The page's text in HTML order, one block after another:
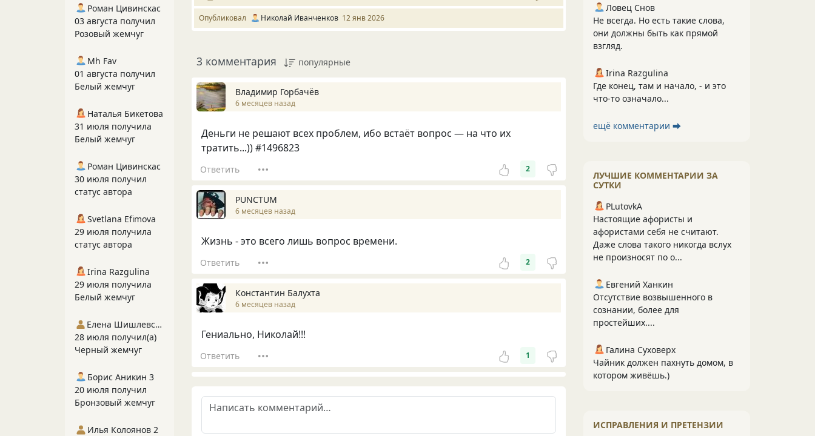
Опубликовал Николай Иванченков 12 янв 2026
3 комментария популярные
Владимир Горбачёв
6 месяцев назад
Деньги не решают всех проблем, ибо встаёт вопрос — на что их
тратить...)) #1496823
Ответить 2
PUNCTUM
6 месяцев назад
Жизнь - это всего лишь вопрос времени.
Ответить 2
Константин Балухта
6 месяцев назад
Гениально, Николай!!!
Ответить 1
Ловец Снов
Не всегда. Но есть такие слова,
они должны быть как прямой
взгляд.
Irina Razgulina
Где конец, там и начало, - и это
что-то означало...
ещё комментарии ⮕
ЛУЧШИЕ КОММЕНТАРИИ ЗА
СУТКИ
PLutоvkА
Настоящие афористы и
афористами себя не считают.
Даже слова такого никогда вслух
не произносят по о...
Евгений Ханкин
Отсутствие возвышенного в
сознании, более для
простейших....
Галина Суховерх
Чайник должен пахнуть домом, в
котором живёшь.)
ИСПРАВЛЕНИЯ И ПРЕТЕНЗИИ
Роман Цивинскас
03 августа получил
Розовый жемчуг
Mh Fav
01 августа получил
Белый жемчуг
Наталья Бикетова
31 июля получила
Белый жемчуг
Роман Цивинскас
30 июля получил
статус автора
Svetlana Efimova
29 июля получила
статус автора
Irina Razgulina
29 июля получила
Белый жемчуг
Елена Шишлевская
28 июля получил(а)
Черный жемчуг
Борис Аникин 3
20 июля получил
Бронзовый жемчуг
Илья Колоянов 2